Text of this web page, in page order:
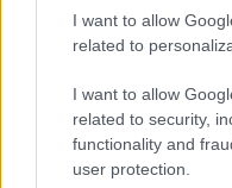
I want to allow
related to
I want to allow
related to security,
functionality and
user protection.